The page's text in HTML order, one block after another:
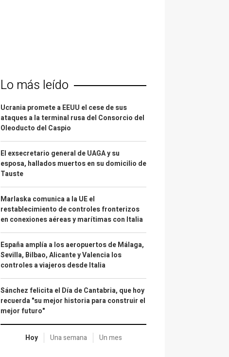
Lo más leído
Ucrania promete a EEUU el cese de sus
ataques a la terminal rusa del Consorcio del
Oleoducto del Caspio
El exsecretario general de UAGA y su
esposa, hallados muertos en su domicilio de
Tauste
Marlaska comunica a la UE el
restablecimiento de controles fronterizos
en conexiones aéreas y marítimas con Italia
España amplía a los aeropuertos de Málaga,
Sevilla, Bilbao, Alicante y Valencia los
controles a viajeros desde Italia
Sánchez felicita el Día de Cantabria, que hoy
recuerda "su mejor historia para construir el
mejor futuro"
Hoy Una semana Un mes